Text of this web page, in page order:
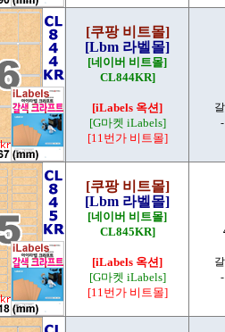
[쿠팡 비트몰]
[Lbm 라벨몰]
[네이버 비트몰]
CL844KR]
[iLabels 옥션]
[G마켓 iLabels]
[11번가 비트몰]
[쿠팡 비트몰]
[Lbm 라벨몰]
[네이버 비트몰]
CL845KR]
[iLabels 옥션]
[G마켓 iLabels]
[11번가 비트몰]